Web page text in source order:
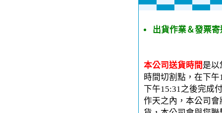
出貨作業＆發票寄
本公司送貨時間 是以
時間切割點，在下
下午15:31之後完成
作天之內，本公司